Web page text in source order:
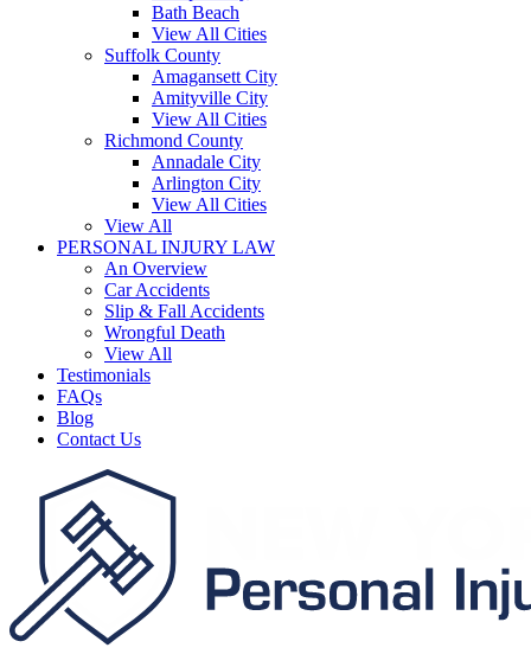
Bath Beach
View All Cities
Suffolk County
Amagansett City
Amityville City
View All Cities
Richmond County
Annadale City
Arlington City
View All Cities
View All
PERSONAL INJURY LAW
An Overview
Car Accidents
Slip & Fall Accidents
Wrongful Death
View All
Testimonials
FAQs
Blog
Contact Us